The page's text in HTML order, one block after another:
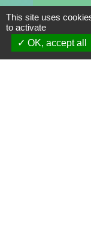
This site uses
to activate
OK, accept all